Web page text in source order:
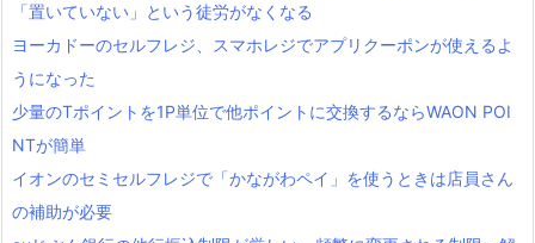
「置いていない」という徒労がなくなる
ヨーカドーのセルフレジ、スマホレジでアプリクーポンが使えるよ
うになった
少量のTポイントを1P単位で他ポイントに交換するならWAON POI
NTが簡単
イオンのセミセルフレジで「かながわペイ」を使うときは店員さん
の補助が必要